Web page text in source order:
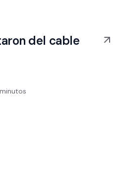
del cable
minutos